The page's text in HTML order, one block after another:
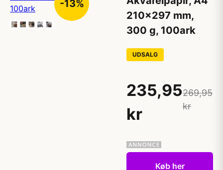
-13%
210x297 mm,
300 g, 100ark
UDSALG
235,95
kr
269,95
kr
Køb her